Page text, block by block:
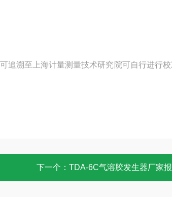
追溯至上海计量测量技术研究院可自行进行
下一个： TDA-6C气溶胶发生器厂家